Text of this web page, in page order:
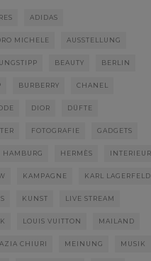
ADIDAS
MICHELE AUSSTELLUNG
BEAUTY BERLIN
BURBERRY CHANEL
DIOR DÜFTE
FOTOGRAFIE GADGETS
HAMBURG HERMÈS INTERIEUR
KAMPAGNE KARL LAGERFELD
KUNST LIVE STREAM
LOUIS VUITTON MAILAND
CHIURI MEINUNG MUSIK